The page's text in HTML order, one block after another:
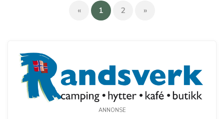
« 1 (current)
2 »
ANNONSE